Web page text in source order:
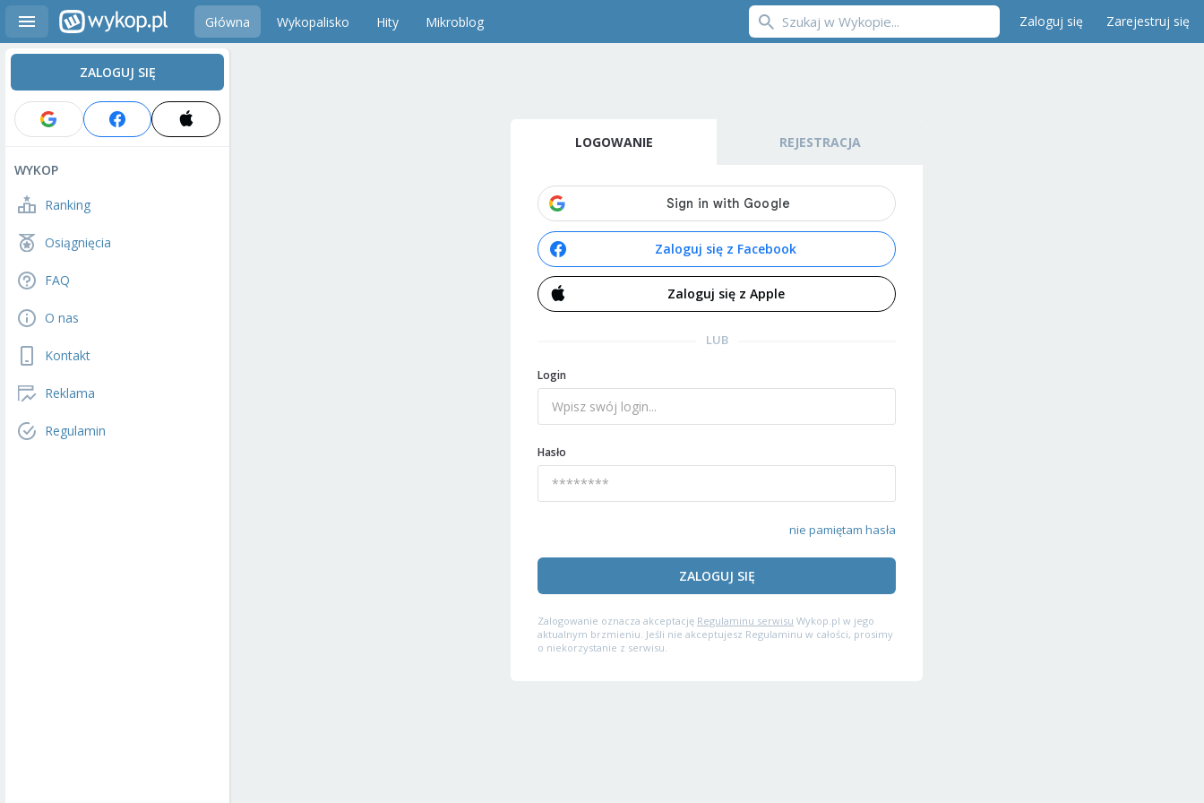
Główna Wykopalisko Hity Mikroblog Zaloguj się Zarejestruj się
ZALOGUJ SIĘ
WYKOP
Ranking
Osiągnięcia
FAQ
O nas
Kontakt
Reklama
Regulamin
LOGOWANIE REJESTRACJA
Zaloguj się z Facebook
Zaloguj się z Apple
LUB
Login
Hasło
nie pamiętam hasła
ZALOGUJ SIĘ
Zalogowanie oznacza akceptację Regulaminu serwisu Wykop.pl w jego
aktualnym brzmieniu. Jeśli nie akceptujesz Regulaminu w całości, prosimy
o niekorzystanie z serwisu.